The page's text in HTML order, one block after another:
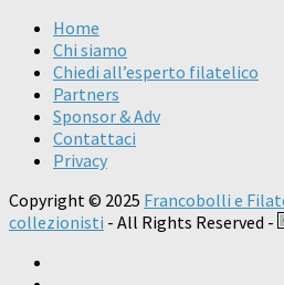
Home
Chi siamo
Chiedi all’esperto filatelico
Partners
Sponsor & Adv
Contattaci
Privacy
Copyright © 2025 Francobolli e
collezionisti - All Rights Reserved -